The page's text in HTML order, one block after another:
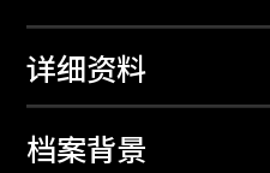
详细资料
档案背景